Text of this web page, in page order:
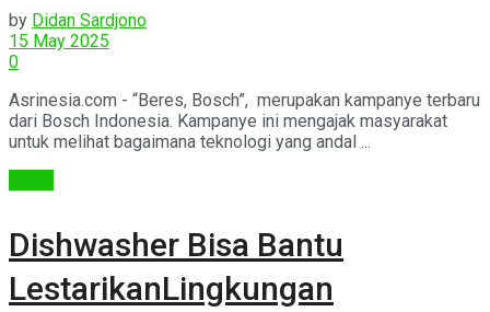
by Didan Sardjono
15 May 2025
0
Asrinesia.com - “Beres, Bosch”, merupakan kampanye terbaru
dari Bosch Indonesia. Kampanye ini mengajak masyarakat
untuk melihat bagaimana teknologi yang andal ...
Dishwasher Bisa Bantu
LestarikanLingkungan